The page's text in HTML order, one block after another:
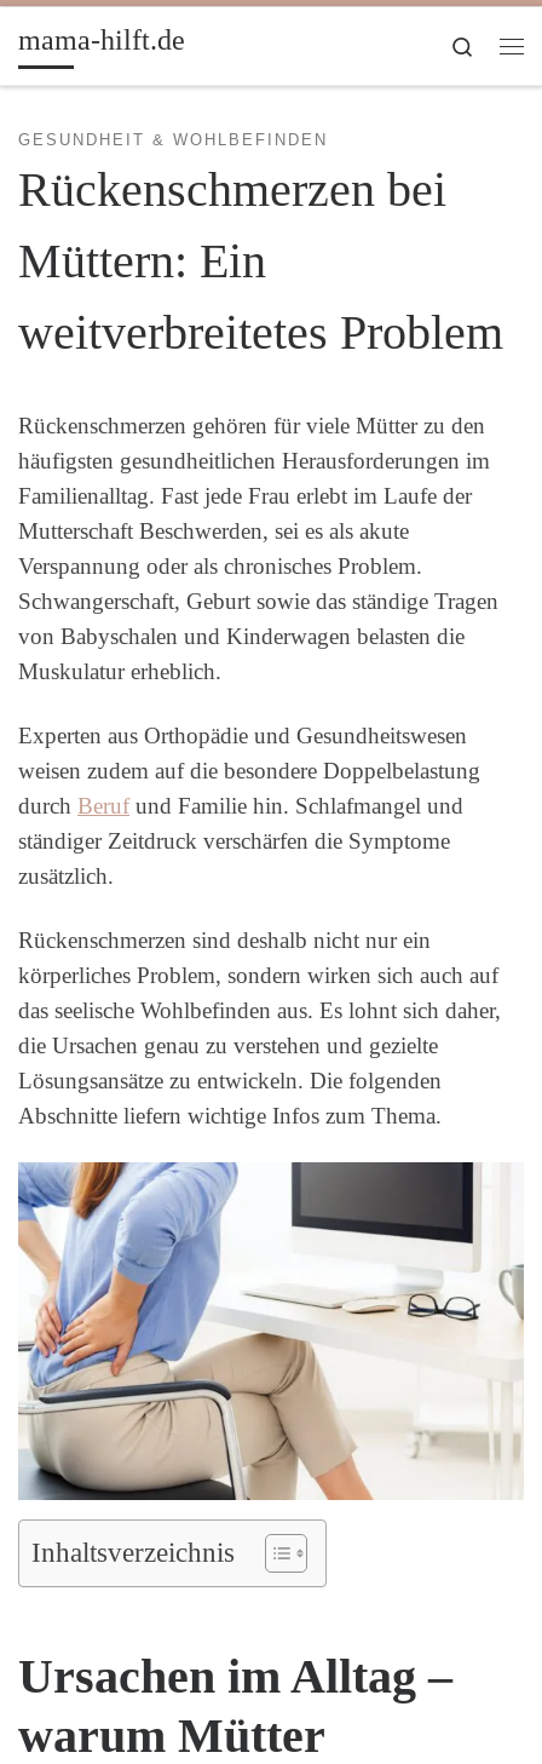
Zum Inhalt springen
mama-hilft.de
Search
GESUNDHEIT & WOHLBEFINDEN
Rückenschmerzen bei
Müttern: Ein
weitverbreitetes Problem
Rückenschmerzen gehören für viele Mütter zu den
häufigsten gesundheitlichen Herausforderungen im
Familienalltag. Fast jede Frau erlebt im Laufe der
Mutterschaft Beschwerden, sei es als akute
Verspannung oder als chronisches Problem.
Schwangerschaft, Geburt sowie das ständige Tragen
von Babyschalen und Kinderwagen belasten die
Muskulatur erheblich.
Experten aus Orthopädie und Gesundheitswesen
weisen zudem auf die besondere Doppelbelastung
durch Berufund Familie hin. Schlafmangel und
ständiger Zeitdruck verschärfen die Symptome
zusätzlich.
Rückenschmerzen sind deshalb nicht nur ein
körperliches Problem, sondern wirken sich auch auf
das seelische Wohlbefinden aus. Es lohnt sich daher,
die Ursachen genau zu verstehen und gezielte
Lösungsansätze zu entwickeln. Die folgenden
Abschnitte liefern wichtige Infos zum Thema.
Inhaltsverzeichnis
Ursachen im Alltag –
warum Mütter